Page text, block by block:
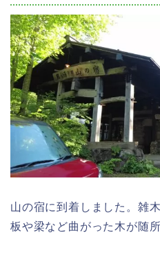
山の宿に到着しました。雑
板や梁など曲がった木が随